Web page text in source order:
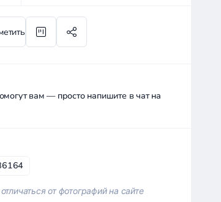
вам — просто напишите в чат на
от фотографий на сайте